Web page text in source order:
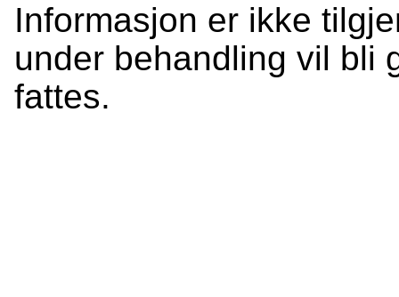
Informasjon er ikke
under behandling vil bli
fattes.